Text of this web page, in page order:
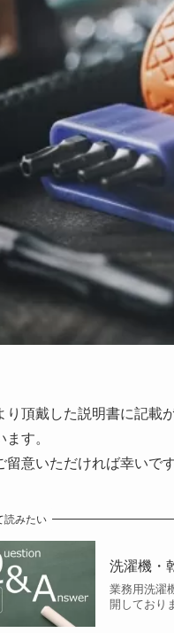
り頂戴した説明書に記載
す。
留意いただければ幸いです
読みたい
洗濯機・
業務用洗濯
開しており